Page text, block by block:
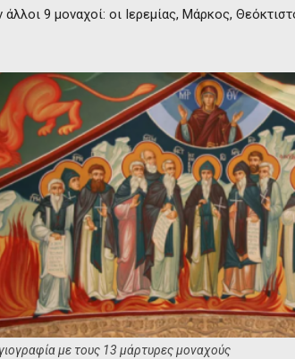
9 μοναχοί: οι Ιερεμίας, Μάρκος,
με τους 13 μάρτυρες μοναχούς